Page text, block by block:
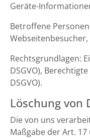
Geräte-
Betroffene
Rechtsgrundlagen:
DSGVO),
DSGVO).
Löschung von
Die von uns
Maßgabe der Art.